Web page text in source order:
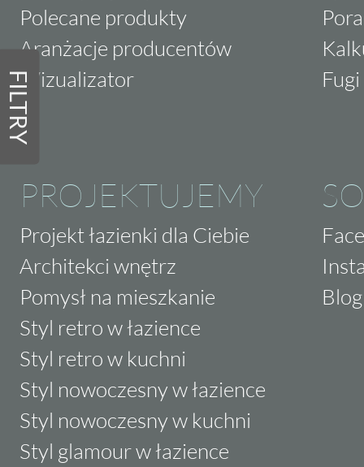
FILTRY
Polecane produkty
Aranżacje producentów
Wizualizator
PROJEKTUJEMY
Projekt łazienki dla Ciebie
Architekci wnętrz
Pomysł na mieszkanie
Styl retro w łazience
Styl retro w kuchni
Styl nowoczesny w łazience
Styl nowoczesny w kuchni
Styl glamour w łazience
Blog